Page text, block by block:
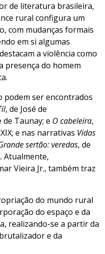
de literatura brasileira,
rural configura um
com mudanças formais
em si algumas
a violência como
presença do homem
podem ser encontrados
, de José de
de Taunay; e O cabeleira,
e nas narrativas Vidas
sertão: veredas, de
Atualmente,
Vieira Jr., também traz
do mundo rural
do espaço e da
realizando-se a partir da
e da